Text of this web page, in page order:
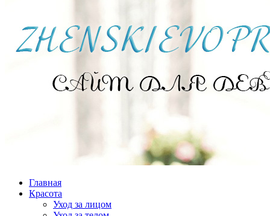
Главная
Красота
Уход за лицом